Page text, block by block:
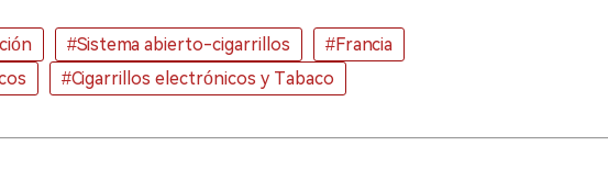
#Sistema abierto-cigarrillos
#Francia
#Cigarrillos electrónicos y Tabaco